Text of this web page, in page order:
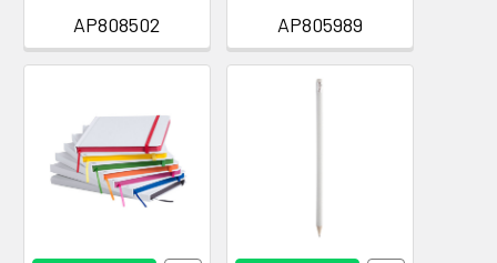
AP808502
AP805989